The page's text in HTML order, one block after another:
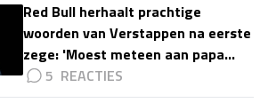
Red Bull herhaalt prachtige
woorden van Verstappen na eerste
zege: 'Moest meteen aan papa
denken'
5